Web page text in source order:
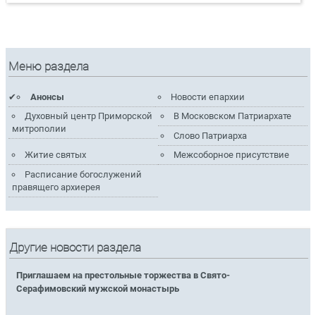
Меню раздела
Анонсы
Новости епархии
Духовный центр Приморской
митрополии
В Московском Патриархате
Слово Патриарха
Житие святых
Межсоборное присутствие
Расписание богослужений
правящего архиерея
Другие новости раздела
Приглашаем на престольные торжества в Свято-
Серафимовский мужской монастырь